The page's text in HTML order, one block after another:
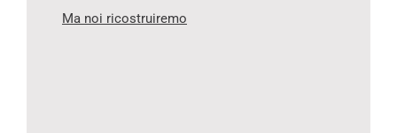
Ma noi ricostruiremo